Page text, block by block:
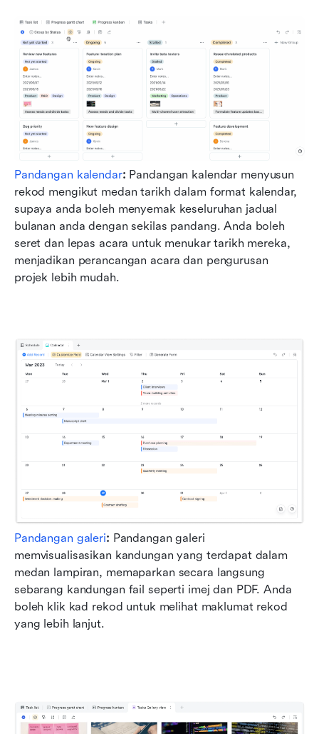
Pandangan kalendar: Pandangan kalendar menyusun
rekod mengikut medan tarikh dalam format kalendar,
supaya anda boleh menyemak keseluruhan jadual
bulanan anda dengan sekilas pandang. Anda boleh
seret dan lepas acara untuk menukar tarikh mereka,
menjadikan perancangan acara dan pengurusan
projek lebih mudah.
Pandangan galeri: Pandangan galeri
memvisualisasikan kandungan yang terdapat dalam
medan lampiran, memaparkan secara langsung
sebarang kandungan fail seperti imej dan PDF. Anda
boleh klik kad rekod untuk melihat maklumat rekod
yang lebih lanjut.